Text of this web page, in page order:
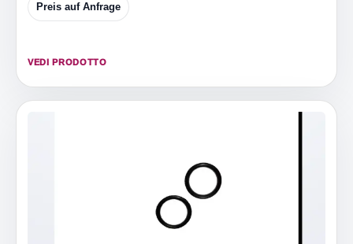
Preis auf Anfrage
VEDI PRODOTTO